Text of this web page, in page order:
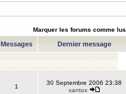
Marquer les forums comme lus
Messages Dernier message
1
30 Septembre 2006 23:38
xantox